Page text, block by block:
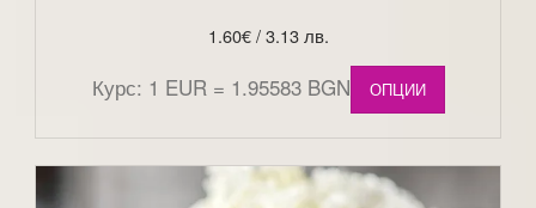
1.60€/ 3.13 лв.
Курс: 1 EUR = 1.95583 BGN ОПЦИИ